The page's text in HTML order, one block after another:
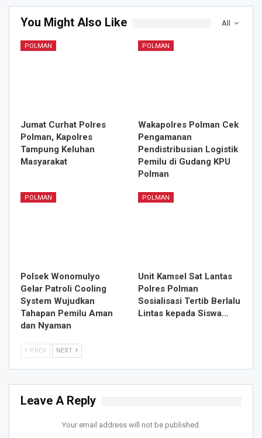
All
You Might Also Like
POLMAN
Jumat Curhat Polres
Polman, Kapolres
Tampung Keluhan
Masyarakat
POLMAN
Wakapolres Polman Cek
Pengamanan
Pendistribusian Logistik
Pemilu di Gudang KPU
Polman
POLMAN
Polsek Wonomulyo
Gelar Patroli Cooling
System Wujudkan
Tahapan Pemilu Aman
dan Nyaman
POLMAN
Unit Kamsel Sat Lantas
Polres Polman
Sosialisasi Tertib Berlalu
Lintas kepada Siswa…
PREV NEXT
Leave A Reply
Your email address will not be published.